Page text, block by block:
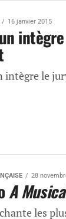
16 janvier 2015
intègre le
28
A
les